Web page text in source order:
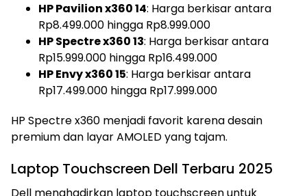
HP Pavilion x360 14: Harga berkisar antara
Rp8.499.000 hingga Rp8.999.000
HP Spectre x360 13: Harga berkisar antara
Rp15.999.000 hingga Rp16.499.000
HP Envy x360 15: Harga berkisar antara
Rp17.499.000 hingga Rp17.999.000
HP Spectre x360 menjadi favorit karena desain
premium dan layar AMOLED yang tajam.
Laptop Touchscreen Dell Terbaru 2025